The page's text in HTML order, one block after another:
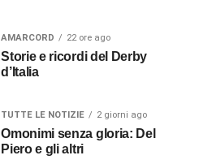
AMARCORD 22 ore ago
Storie e ricordi del Derby
d’Italia
TUTTE LE NOTIZIE 2 giorni ago
Omonimi senza gloria: Del
Piero e gli altri